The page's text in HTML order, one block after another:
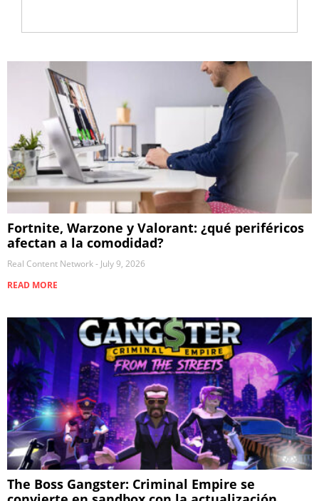
Fortnite, Warzone y Valorant: ¿qué periféricos
afectan a la comodidad?
Real Content Network
July 9, 2026
READ MORE
The Boss Gangster: Criminal Empire se